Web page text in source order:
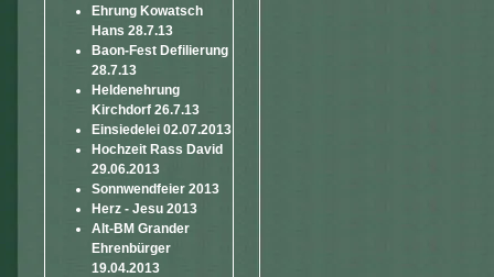
Ehrung Kowatsch
Hans 28.7.13
Baon-Fest Defilierung
28.7.13
Heldenehrung
Kirchdorf 26.7.13
Einsiedelei 02.07.2013
Hochzeit Rass David
29.06.2013
Sonnwendfeier 2013
Herz - Jesu 2013
Alt-BM Grander
Ehrenbürger
19.04.2013